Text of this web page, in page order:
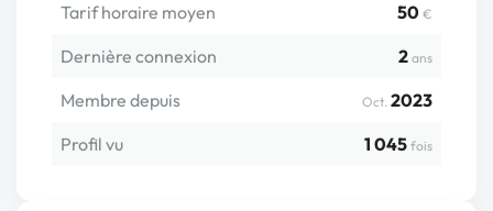
Tarif horaire moyen 50 €
Dernière connexion 2 ans
Membre depuis Oct. 2023
Profil vu
1 045 fois